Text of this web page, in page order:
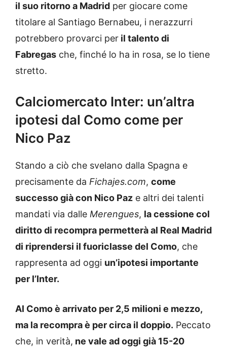
il suo ritorno a Madrid per giocare come
titolare al Santiago Bernabeu, i nerazzurri
potrebbero provarci per il talento di
Fabregas che, finché lo ha in rosa, se lo tiene
stretto.
Calciomercato Inter: un’altra
ipotesi dal Como come per
Nico Paz
Stando a ciò che svelano dalla Spagna e
precisamente da Fichajes.com, come
successo già con Nico Paz e altri dei talenti
mandati via dalle Merengues, la cessione col
diritto di recompra permetterà al Real Madrid
di riprendersi il fuoriclasse del Como, che
rappresenta ad oggi un’ipotesi importante
per l’Inter.
Al Como è arrivato per 2,5 milioni e mezzo,
ma la recompra è per circa il doppio. Peccato
che, in verità, ne vale ad oggi già 15-20